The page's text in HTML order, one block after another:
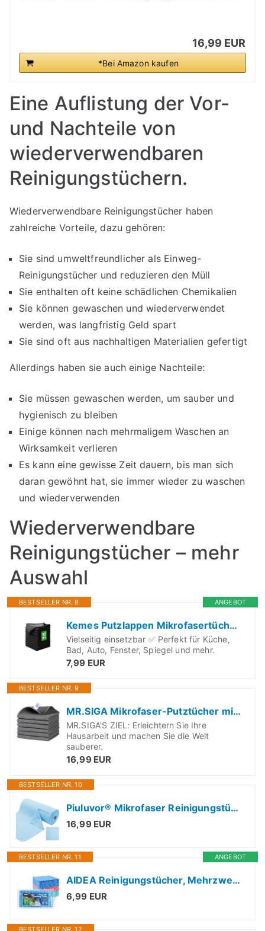
16,99 EUR
*Bei Amazon kaufen
Eine Auflistung der Vor-
und Nachteile von
wiederverwendbaren
Reinigungstüchern.
Wiederverwendbare Reinigungstücher haben
zahlreiche Vorteile, dazu gehören:
Sie sind umweltfreundlicher als Einweg-
Reinigungstücher und reduzieren den Müll
Sie enthalten oft keine schädlichen Chemikalien
Sie können gewaschen und wiederverwendet
werden, was langfristig Geld spart
Sie sind oft aus nachhaltigen Materialien gefertigt
Allerdings haben sie auch einige Nachteile:
Sie müssen gewaschen werden, um sauber und
hygienisch zu bleiben
Einige können nach mehrmaligem Waschen an
Wirksamkeit verlieren
Es kann eine gewisse Zeit dauern, bis man sich
daran gewöhnt hat, sie immer wieder zu waschen
und wiederverwenden
Wiederverwendbare
Reinigungstücher – mehr
Auswahl
ANGEBOT
BESTSELLER NR. 8
Kemes Putzlappen Mikrofasertücher Putztücher Set 12er Pack zur trockenen und feuchten Anwendung - Microfaser Küchentuch Poliertuch Reinigungstuch (12)
Vielseitig einsetzbar ✅ Perfekt für Küche,
Bad, Auto, Fenster, Spiegel und mehr.
7,99 EUR
BESTSELLER NR. 9
MR.SIGA Mikrofaser-Putztücher mit Waffelmuster, 6er-Pack, grau
MR.SIGA'S ZIEL: Erleichtern Sie Ihre
Hausarbeit und machen Sie die Welt
sauberer.
16,99 EUR
BESTSELLER NR. 10
Piuluvor® Mikrofaser Reinigungstücher Rolle 50 Stück Abreißbare Putztücher 30 × 30 cm Mikrofasertücher Rolle Wiederverwendbare Fusselfreie Putztuchrolle für Auto Küche Haus (Blau)
16,99 EUR
ANGEBOT
BESTSELLER NR. 11
AIDEA Reinigungstücher, Mehrzweck-Reinigungstücher, Wiederverwendbare Haushaltstücher, 50 Stück Geschirrtücher und Handtücher, 30,5 x 30,5 cm
6,99 EUR
BESTSELLER NR. 12